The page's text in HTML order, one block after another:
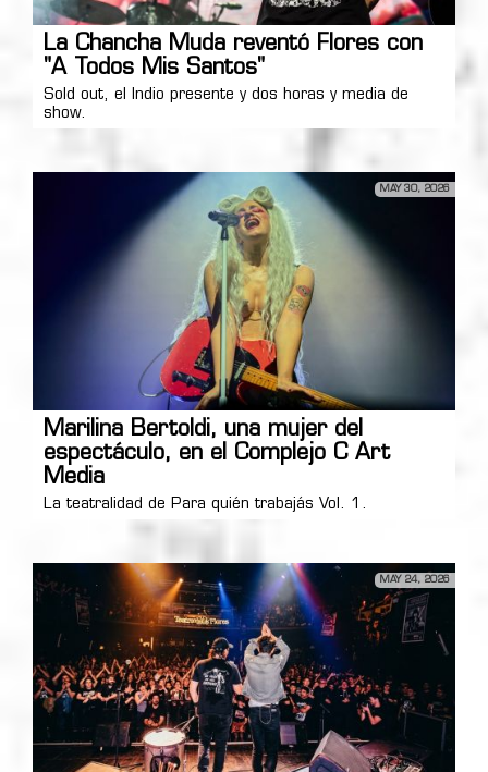
La Chancha Muda reventó Flores con
"A Todos Mis Santos"
Sold out, el Indio presente y dos horas y media de
show.
MAY 30, 2026
Marilina Bertoldi, una mujer del
espectáculo, en el Complejo C Art
Media
La teatralidad de Para quién trabajás Vol. 1.
MAY 24, 2026